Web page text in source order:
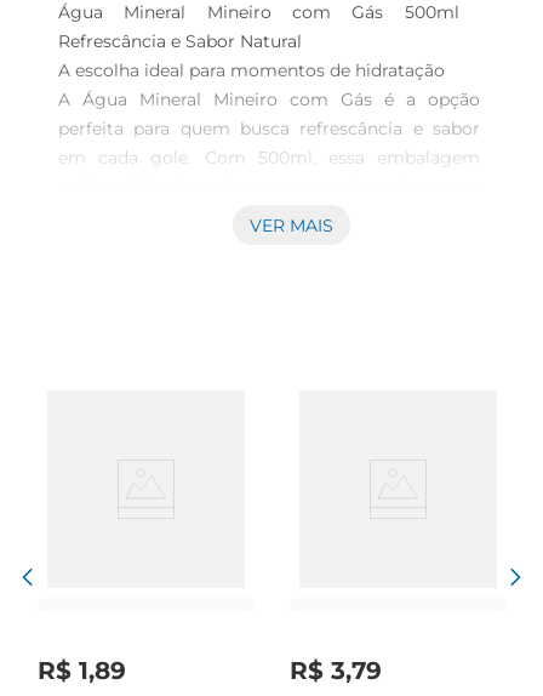
Água Mineral Mineiro com Gás 500ml
Refrescância e Sabor Natural
A escolha ideal para momentos de hidratação
A Água Mineral Mineiro com Gás é a opção
perfeita para quem busca refrescância e sabor
em cada gole. Com 500ml, essa embalagem
simplesmente para ter em casa. A água é extraída
o sabor, mas também proporciona uma
Especificações e embalagem
VER MAIS
R$ 1,89 R$ 3,79